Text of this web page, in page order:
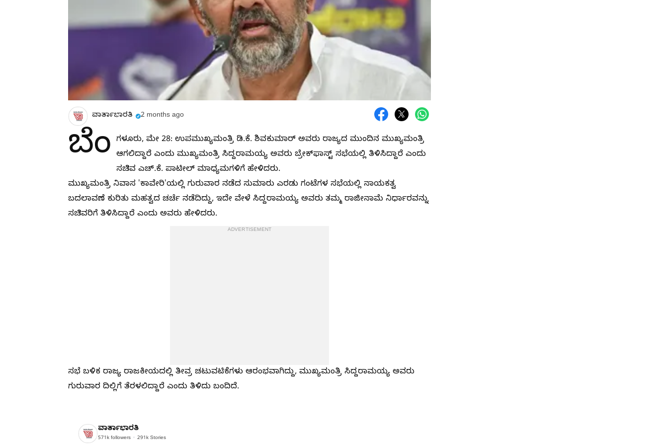
ವಾರ್ತಾಭಾರತಿ 2 months ago
ಬೆಂ ಗಳೂರು, ಮೇ 28: ಉಪಮುಖ್ಯಮಂತ್ರಿ ಡಿ.ಕೆ. ಶಿವಕುಮಾರ್ ಅವರು ರಾಜ್ಯದ ಮುಂದಿನ ಮುಖ್ಯಮಂತ್ರಿ
ಆಗಲಿದ್ದಾರೆ ಎಂದು ಮುಖ್ಯಮಂತ್ರಿ ಸಿದ್ದರಾಮಯ್ಯ ಅವರು ಬ್ರೇಕ್‌ಫಾಸ್ಟ್ ಸಭೆಯಲ್ಲಿ ತಿಳಿಸಿದ್ದಾರೆ ಎಂದು
ಸಚಿವ ಎಚ್‌.ಕೆ. ಪಾಟೀಲ್ ಮಾಧ್ಯಮಗಳಿಗೆ ಹೇಳಿದರು.
ಮುಖ್ಯಮಂತ್ರಿ ನಿವಾಸ 'ಕಾವೇರಿ'ಯಲ್ಲಿ ಗುರುವಾರ ನಡೆದ ಸುಮಾರು ಎರಡು ಗಂಟೆಗಳ ಸಭೆಯಲ್ಲಿ ನಾಯಕತ್ವ
ಬದಲಾವಣೆ ಕುರಿತು ಮಹತ್ವದ ಚರ್ಚೆ ನಡೆದಿದ್ದು, ಇದೇ ವೇಳೆ ಸಿದ್ದರಾಮಯ್ಯ ಅವರು ತಮ್ಮ ರಾಜೀನಾಮೆ ನಿರ್ಧಾರವನ್ನು
ಸಚಿವರಿಗೆ ತಿಳಿಸಿದ್ದಾರೆ ಎಂದು ಅವರು ಹೇಳಿದರು.
ADVERTISEMENT
ಸಭೆ ಬಳಿಕ ರಾಜ್ಯ ರಾಜಕೀಯದಲ್ಲಿ ತೀವ್ರ ಚಟುವಟಿಕೆಗಳು ಆರಂಭವಾಗಿದ್ದು, ಮುಖ್ಯಮಂತ್ರಿ ಸಿದ್ದರಾಮಯ್ಯ ಅವರು
ಗುರುವಾರ ದಿಲ್ಲಿಗೆ ತೆರಳಲಿದ್ದಾರೆ ಎಂದು ತಿಳಿದು ಬಂದಿದೆ.
ವಾರ್ತಾಭಾರತಿ
571k followers 291k Stories